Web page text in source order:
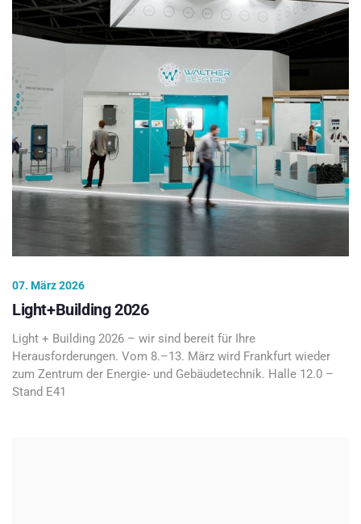
07. März 2026
Light+Building 2026
Light + Building 2026 – wir sind bereit für Ihre
Herausforderungen. Vom 8.–13. März wird Frankfurt wieder
zum Zentrum der Energie- und Gebäudetechnik. Halle 12.0 –
Stand E41